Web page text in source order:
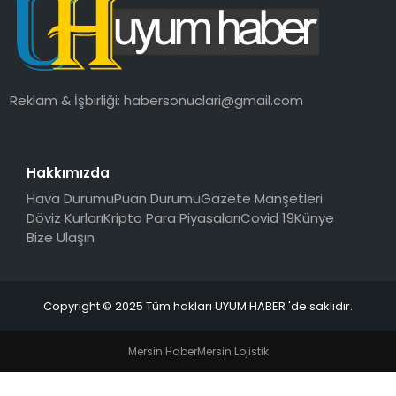
SAĞLIK
MAGAZIN
Reklam & İşbirliği:habersonuclari@gmail.com
Hakkımızda
Hava DurumuPuan DurumuGazete Manşetleri
Döviz KurlarıKripto Para PiyasalarıCovid 19Künye
Bize Ulaşın
Copyright © 2025 Tüm hakları UYUM HABER 'de saklıdır.
Mersin HaberMersin Lojistik